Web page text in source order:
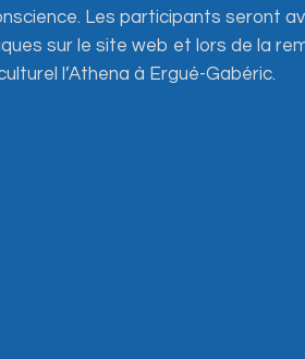
Les participants seront
sur le site web et lors de la
l’Athena à Ergué-Gabéric.